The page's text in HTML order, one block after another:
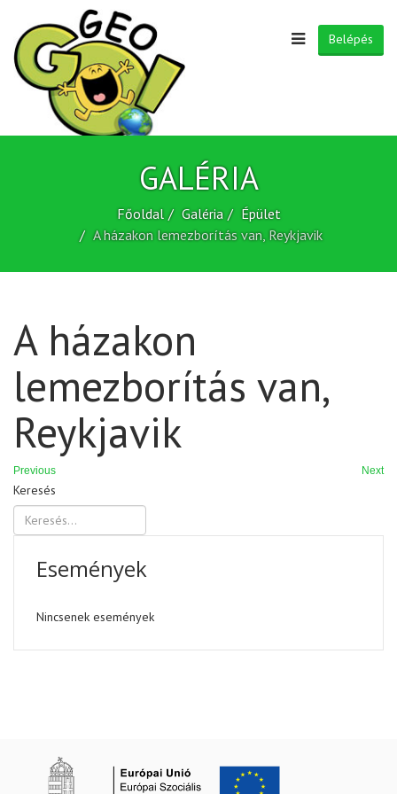
Belépés
GALÉRIA
Főoldal Galéria
Épület
A házakon lemezborítás van, Reykjavik
A házakon
lemezborítás van,
Reykjavik
Previous Next
Keresés
Események
Nincsenek események